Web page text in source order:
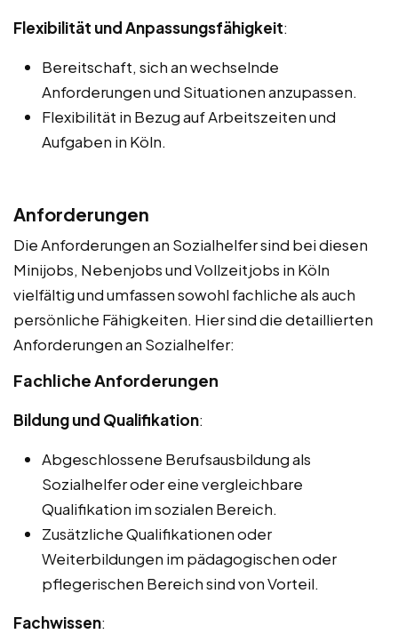
Flexibilität und Anpassungsfähigkeit:
Bereitschaft, sich an wechselnde
Anforderungen und Situationen anzupassen.
Flexibilität in Bezug auf Arbeitszeiten und
Aufgaben in Köln.
Anforderungen
Die Anforderungen an Sozialhelfer sind bei diesen
Minijobs, Nebenjobs und Vollzeitjobs in Köln
vielfältig und umfassen sowohl fachliche als auch
persönliche Fähigkeiten. Hier sind die detaillierten
Anforderungen an Sozialhelfer:
Fachliche Anforderungen
Bildung und Qualifikation:
Abgeschlossene Berufsausbildung als
Sozialhelfer oder eine vergleichbare
Qualifikation im sozialen Bereich.
Zusätzliche Qualifikationen oder
Weiterbildungen im pädagogischen oder
pflegerischen Bereich sind von Vorteil.
Fachwissen: